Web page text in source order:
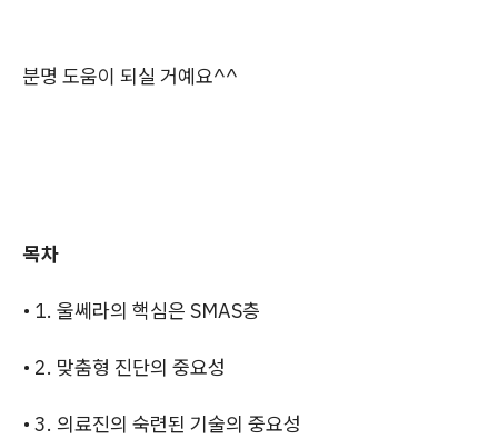
분명 도움이 되실 거예요^^
목차
• 1. 울쎄라의 핵심은 SMAS층
• 2. 맞춤형 진단의 중요성
• 3. 의료진의 숙련된 기술의 중요성